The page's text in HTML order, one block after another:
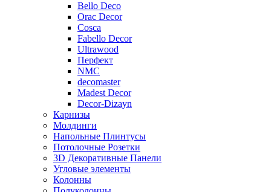
Bello Deco
Orac Decor
Cosca
Fabello Decor
Ultrawood
Перфект
NMC
decomaster
Madest Decor
Decor-Dizayn
Карнизы
Молдинги
Напольные Плинтусы
Потолочные Розетки
3D Декоративные Панели
Угловые элементы
Колонны